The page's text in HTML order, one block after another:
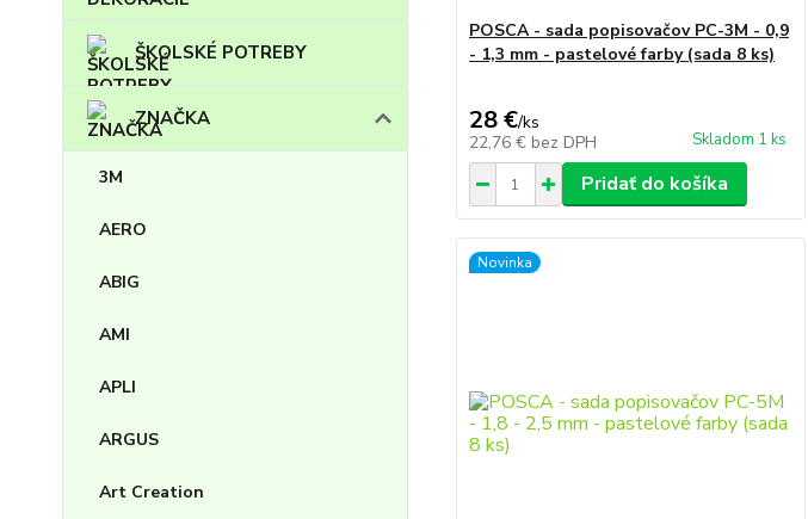
ŠKOLSKÉ POTREBY
ZNAČKA
3M
AERO
ABIG
AMI
APLI
ARGUS
Art Creation
POSCA - sada popisovačov PC-3M - 0,9
- 1,3 mm - pastelové farby (sada 8 ks)
28 €/ks
22,76 € bez DPH Skladom 1 ks
Pridať do košíka
Novinka